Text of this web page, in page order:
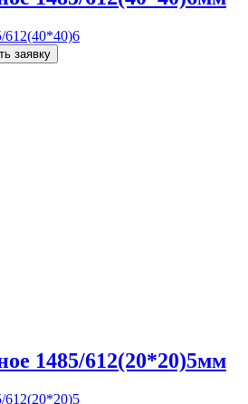
612(40*40)6
заявку
1485/612(20*20)5мм
612(20*20)5